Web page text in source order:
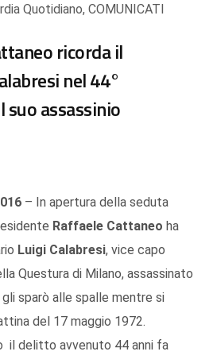
Quotidiano, COMUNICATI
ricorda il
nel 44°
assassinio
– In apertura della seduta
Raffaele Cattaneo ha
Luigi Calabresi, vice capo
Questura di Milano, assassinato
sparò alle spalle mentre si
del 17 maggio 1972.
il delitto avvenuto 44 anni fa